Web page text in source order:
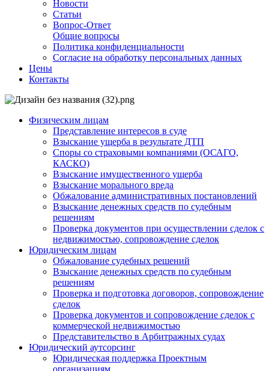
Новости
Статьи
Вопрос-Ответ
Общие вопросы
Политика конфиденциальности
Согласие на обработку персональных данных
Цены
Контакты
Физическим лицам
Представление интересов в суде
Взыскание ущерба в результате ДТП
Споры со страховыми компаниями (ОСАГО,
КАСКО)
Взыскание имущественного ущерба
Взыскание морального вреда
Обжалование административных постановлений
Взыскание денежных средств по судебным
решениям
Проверка документов при осуществлении сделок с
недвижимостью, сопровождение сделок
Юридическим лицам
Обжалование судебных решений
Взыскание денежных средств по судебным
решениям
Проверка и подготовка договоров, сопровождение
сделок
Проверка документов и сопровождение сделок с
коммерческой недвижимостью
Представительство в Арбитражных судах
Юридический аутсорсинг
Юридическая поддержка Проектным
организациям